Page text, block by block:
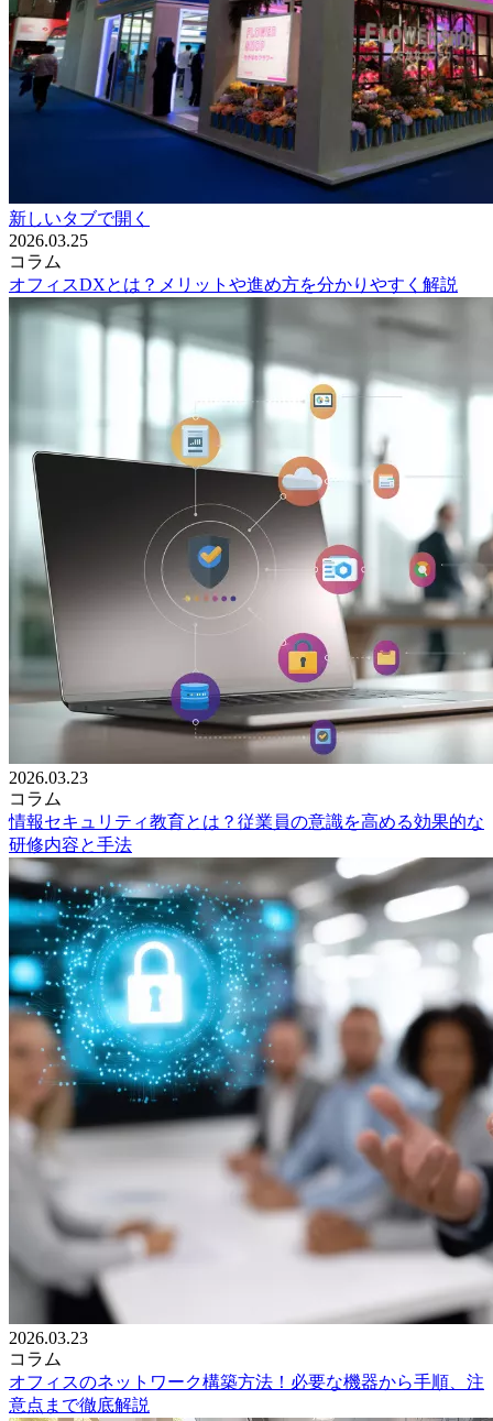
新しいタブで開く
2026.03.25
コラム
オフィスDXとは？メリットや進め方を分かりやすく解説
2026.03.23
コラム
情報セキュリティ教育とは？従業員の意識を高める効果的な
研修内容と手法
2026.03.23
コラム
オフィスのネットワーク構築方法！必要な機器から手順、注
意点まで徹底解説